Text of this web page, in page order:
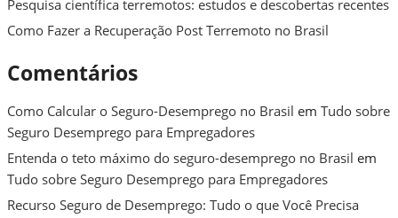
Pesquisa científica terremotos: estudos e descobertas recentes
Como Fazer a Recuperação Post Terremoto no Brasil
Comentários
Como Calcular o Seguro-Desemprego no Brasil em Tudo sobre
Seguro Desemprego para Empregadores
Entenda o teto máximo do seguro-desemprego no Brasil em
Tudo sobre Seguro Desemprego para Empregadores
Recurso Seguro de Desemprego: Tudo o que Você Precisa